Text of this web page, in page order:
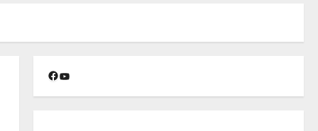
Facebook
YouTube